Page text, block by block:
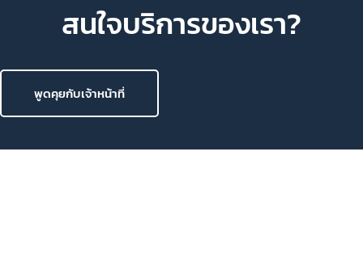
พูดคุยกับเจ้าหน้าที่
สนใจบริการของเรา?